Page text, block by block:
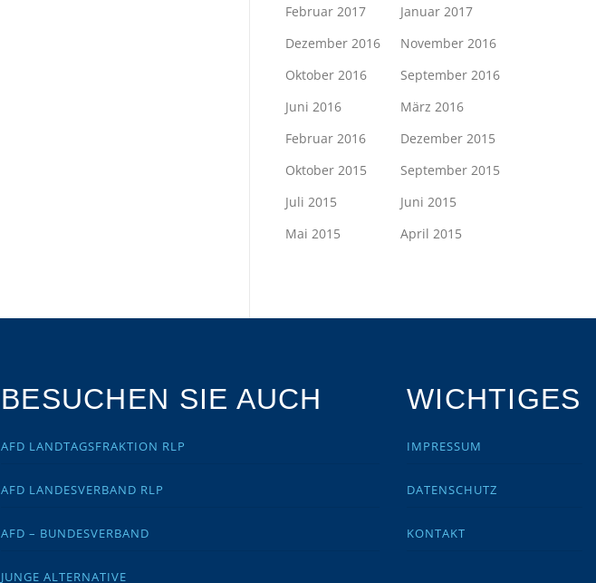
Februar 2017
Januar 2017
Dezember 2016
November 2016
Oktober 2016
September 2016
Juni 2016
März 2016
Februar 2016
Dezember 2015
Oktober 2015
September 2015
Juli 2015
Juni 2015
Mai 2015
April 2015
BESUCHEN SIE AUCH
AFD LANDTAGSFRAKTION RLP
AFD LANDESVERBAND RLP
AFD – BUNDESVERBAND
JUNGE ALTERNATIVE
WICHTIGES
IMPRESSUM
DATENSCHUTZ
KONTAKT